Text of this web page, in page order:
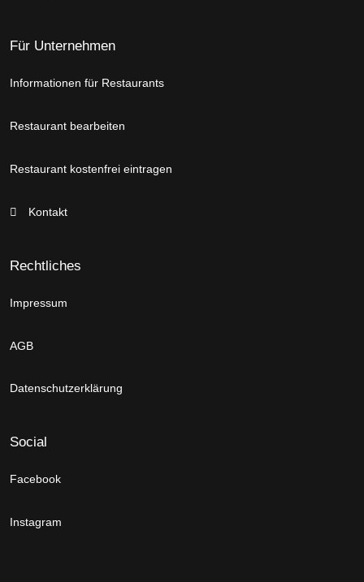
Für Unternehmen
Informationen für Restaurants
Restaurant bearbeiten
Restaurant kostenfrei eintragen
Kontakt
Rechtliches
Impressum
AGB
Datenschutzerklärung
Social
Facebook
Instagram